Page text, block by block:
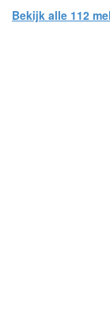
Bekijk alle 112